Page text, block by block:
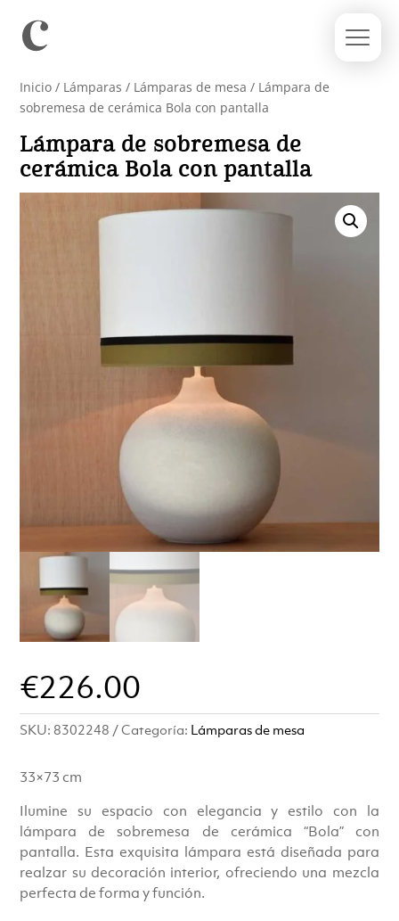
Inicio / Lámparas / Lámparas de mesa / Lámpara de
sobremesa de cerámica Bola con pantalla
Lámpara de sobremesa de
cerámica Bola con pantalla
€226.00
SKU: 8302248 Categoría: Lámparas de mesa
33×73 cm
Ilumine su espacio con elegancia y estilo con la
lámpara de sobremesa de cerámica “Bola” con
pantalla. Esta exquisita lámpara está diseñada para
realzar su decoración interior, ofreciendo una mezcla
perfecta de forma y función.